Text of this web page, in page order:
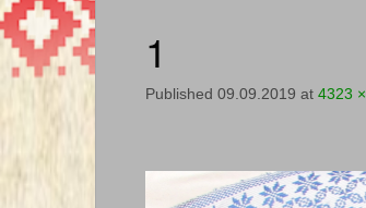
1
Published 09.09.2019 at 4323